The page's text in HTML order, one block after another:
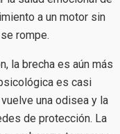
a un motor sin
rompe.
la brecha es aún más
es casi
una odisea y la
de protección. La